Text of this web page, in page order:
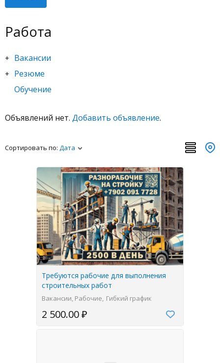
Работа
+ Вакансии
+ Резюме
Обучение
Объявлений нет. Добавить объявление.
Сортировать по: Дата
Требуются рабочие для выполнения
строительных работ
Вакансии, Рабочие Гибкий график
2 500.00 ₽